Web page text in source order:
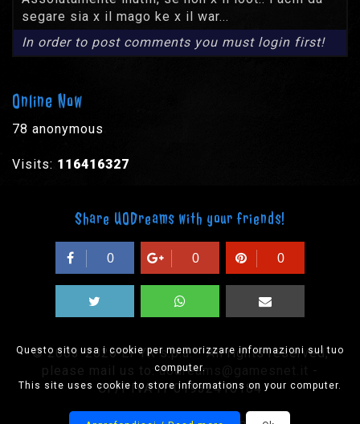
Questo sito usa i cookie per memorizzare informazioni sul tuo
computer.
This site uses cookie to store informations on your computer.
segare sia x il mago ke x il war...
In order to post comments you must login first!
Online Now
78 anonymous
Visits: 116416327
Share UODreams with your friends!
0 0 0
© 2003-2026 EPYX s.p.a. - All rights reserved,
please mail us to:uodreams@gamesnet.it
-
CF/PIVA IT-01932410184